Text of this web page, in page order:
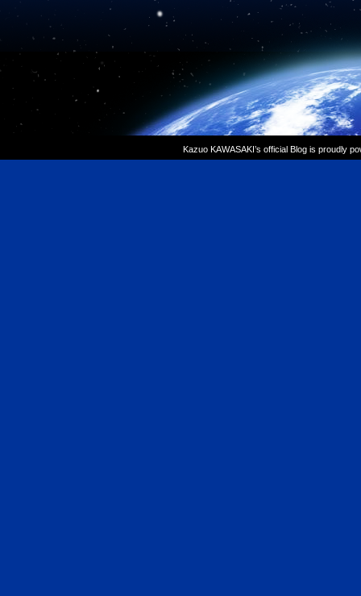
Kazuo KAWASAKI’s official Blog is proudly